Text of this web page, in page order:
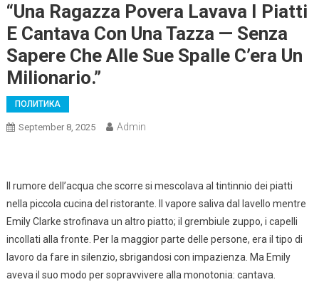
“Una Ragazza Povera Lavava I Piatti
E Cantava Con Una Tazza — Senza
Sapere Che Alle Sue Spalle C’era Un
Milionario.”
ПОЛИТИКА
September 8, 2025 Admin
Il rumore dell’acqua che scorre si mescolava al tintinnio dei piatti
nella piccola cucina del ristorante. Il vapore saliva dal lavello mentre
Emily Clarke strofinava un altro piatto; il grembiule zuppo, i capelli
incollati alla fronte. Per la maggior parte delle persone, era il tipo di
lavoro da fare in silenzio, sbrigandosi con impazienza. Ma Emily
aveva il suo modo per sopravvivere alla monotonia: cantava.